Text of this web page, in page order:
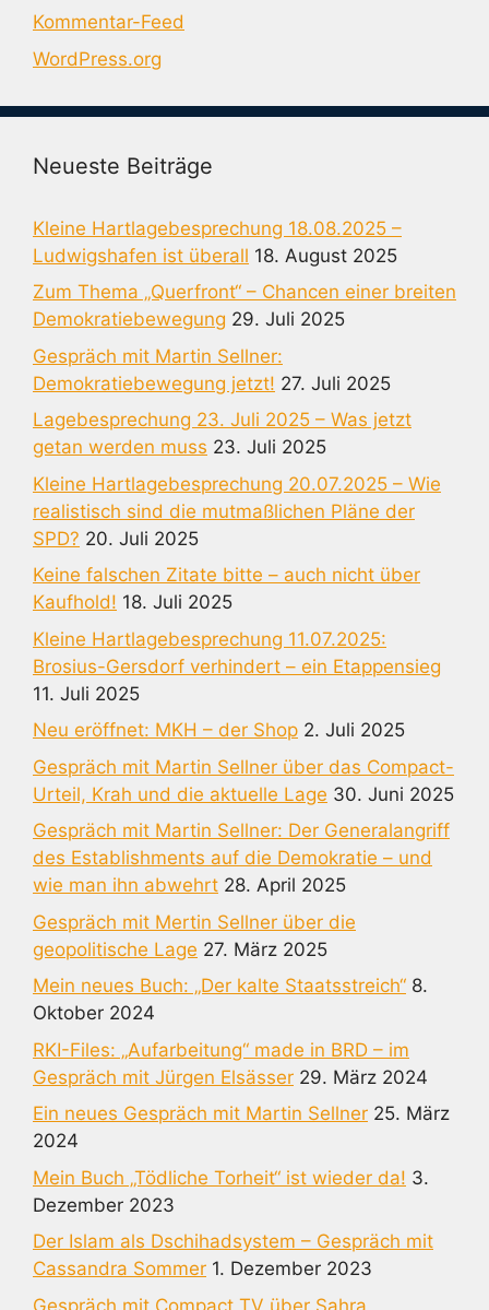
Kommentar-Feed
WordPress.org
Neueste Beiträge
Kleine Hartlagebesprechung 18.08.2025 –
Ludwigshafen ist überall 18. August 2025
Zum Thema „Querfront“ – Chancen einer breiten
Demokratiebewegung 29. Juli 2025
Gespräch mit Martin Sellner:
Demokratiebewegung jetzt! 27. Juli 2025
Lagebesprechung 23. Juli 2025 – Was jetzt
getan werden muss 23. Juli 2025
Kleine Hartlagebesprechung 20.07.2025 – Wie
realistisch sind die mutmaßlichen Pläne der
SPD? 20. Juli 2025
Keine falschen Zitate bitte – auch nicht über
Kaufhold! 18. Juli 2025
Kleine Hartlagebesprechung 11.07.2025:
Brosius-Gersdorf verhindert – ein Etappensieg
11. Juli 2025
Neu eröffnet: MKH – der Shop 2. Juli 2025
Gespräch mit Martin Sellner über das Compact-
Urteil, Krah und die aktuelle Lage 30. Juni 2025
Gespräch mit Martin Sellner: Der Generalangriff
des Establishments auf die Demokratie – und
wie man ihn abwehrt 28. April 2025
Gespräch mit Mertin Sellner über die
geopolitische Lage 27. März 2025
Mein neues Buch: „Der kalte Staatsstreich“ 8.
Oktober 2024
RKI-Files: „Aufarbeitung“ made in BRD – im
Gespräch mit Jürgen Elsässer 29. März 2024
Ein neues Gespräch mit Martin Sellner 25. März
2024
Mein Buch „Tödliche Torheit“ ist wieder da! 3.
Dezember 2023
Der Islam als Dschihadsystem – Gespräch mit
Cassandra Sommer 1. Dezember 2023
Gespräch mit Compact TV über Sahra